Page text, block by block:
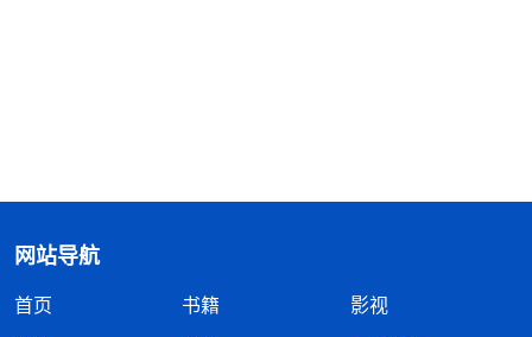
网站导航
首页 书籍
影视